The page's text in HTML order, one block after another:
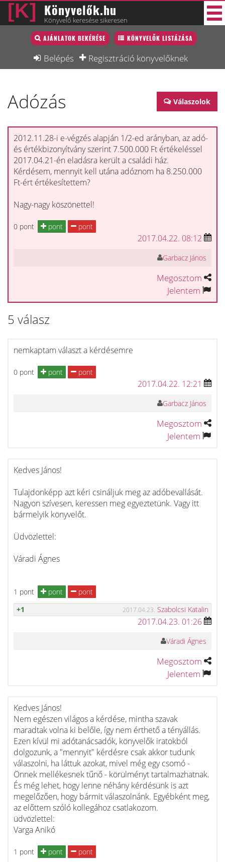
Könyvelők.hu
Könyvelő keresése sikeresen
AJÁNLATOK BEKÉRÉSE KÖNYVELŐK LISTÁZÁSA
Belépés Regisztráció könyvelőknek
Könyvelő lista
Könyvelési munkák
Interjú
Állás
Képzésnaptár
Válaszolok
Adózás
2012.11.28-i e-végzés alapján 1/2-ed arányban, az adó-
és értékbizonyítvány szerint 7.500.000 Ft értékeléssel
2017.04.21-én eladásra került a családi ház.
Kérdésem, mennyit kell utána adóznom ha 8.250.000
Ft-ért értékesítettem?
Nagy-nagy köszönettel!
0 pont pont pont
2017.04.22. 08:12
Garbacz János
Megosztom
Jelentem
5 válasz
nemkaptam választ a kérdésemre
0 pont pont pont
2017.04.22. 12:21
Garbacz János
Megosztom
Jelentem
Kedves János!
Tulajdonképp azt kéri csináljuk meg az adóbevallását.
Nagyon szívesen, keressen meg egyeztetünk. Vagy itt
bármelyik könyvelőt.
Üdvözlettel:
Váradi Ágnes
1 pont pont
pont
+1
2017.04.23. Szabolcsi Katalin
2017.04.23. 01:26
Váradi Ágnes
Megosztom
Jelentem
Kedves János!
Nem egészen világos a kérdése, mintha szavak
maradtak volna ki belőle, így nem érthető a tényállás.
Ezen kívül mi adótanácsadók, könyvelők iratokból
dolgozunk, a "mennyit" kérdésre csak akkor tudunk
válaszolni, ha láttuk azokat, mivel még egy csomó -
Önnek mellékesnek tűnő - körülményt tartalmazhatnak.
És még lehet, hogy lenne néhány kérdésünk is azt
megelőzően, hogy bármit válaszolnánk. Egyébként meg,
az előttem szóló kollegához csatlakozom.
üdvözlettel:
Varga Anikó
1 pont pont
pont